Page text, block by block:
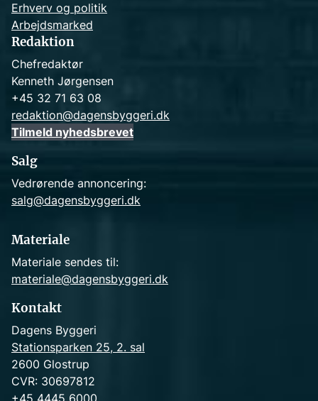
Erhverv og politik
Arbejdsmarked
Redaktion
Chefredaktør
Kenneth Jørgensen
+45 32 71 63 08
redaktion@dagensbyggeri.dk
Tilmeld nyhedsbrevet
Salg
Vedrørende annoncering:
salg@dagensbyggeri.dk
Materiale
Materiale sendes til:
materiale@dagensbyggeri.dk
Kontakt
Dagens Byggeri
Stationsparken 25, 2. sal
2600 Glostrup
CVR: 30697812
+45 4445 6000